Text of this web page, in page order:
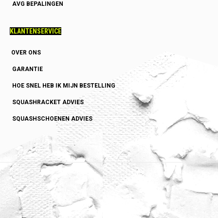
AVG BEPALINGEN
KLANTENSERVICE
OVER ONS
GARANTIE
HOE SNEL HEB IK MIJN BESTELLING
SQUASHRACKET ADVIES
SQUASHSCHOENEN ADVIES